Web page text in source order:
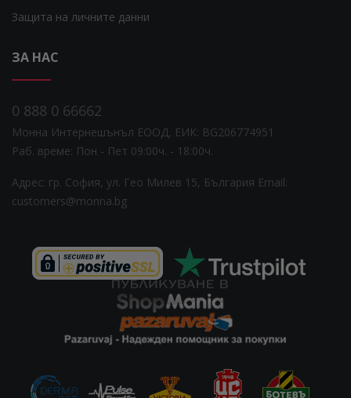
Защита на личните данни
ЗА НАС
0 888 0 66662
Монна Интернешънъл ЕООД, ЕИК: BG206774951
Раб. време: Пoн - Пет 09:00ч. - 18:00ч.
Адрес: гр. София, ул. Гео Милев 15, България Email:
customers@monna.bg